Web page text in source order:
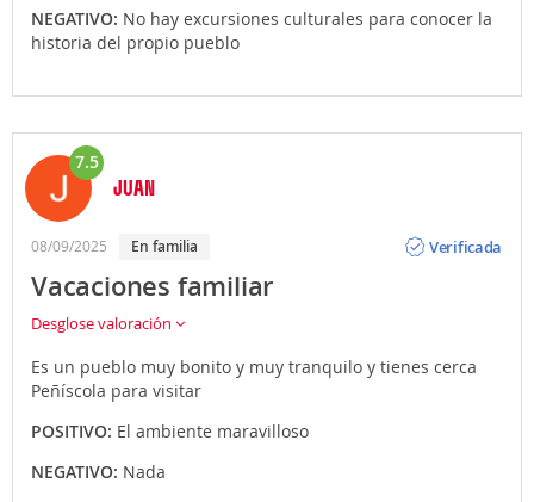
NEGATIVO: No hay excursiones culturales para conocer la
historia del propio pueblo
7.5
JUAN
08/09/2025 En familia
Verificada
Vacaciones familiar
Desglose valoración
Es un pueblo muy bonito y muy tranquilo y tienes cerca
Peñíscola para visitar
POSITIVO: El ambiente maravilloso
NEGATIVO: Nada